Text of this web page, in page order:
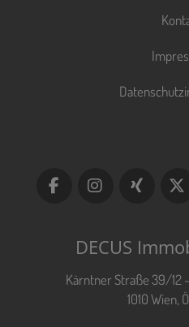
DECUS
Kärntner Straße 39/12
1010 Wien,